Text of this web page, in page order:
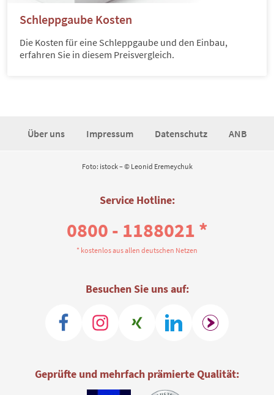
Schleppgaube Kosten
Die Kosten für eine Schleppgaube und den Einbau,
erfahren Sie in diesem Preisvergleich.
Über uns Impressum Datenschutz ANB
Foto: istock – © Leonid Eremeychuk
Service Hotline:
0800 - 1188021 *
* kostenlos aus allen deutschen Netzen
Besuchen Sie uns auf:
Geprüfte und mehrfach prämierte Qualität: